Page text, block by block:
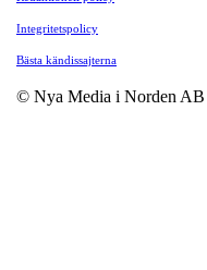
Integritetspolicy
Bästa kändissajterna
© Nya Media i Norden AB